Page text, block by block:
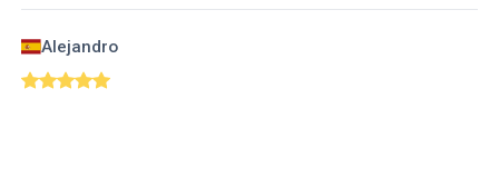
Alejandro